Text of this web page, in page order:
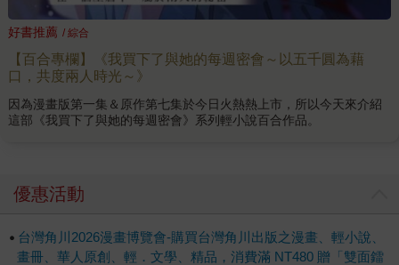
好書推薦 / 綜合
【百合專欄】《我買下了與她的每週密會～以五千圓為藉
口，共度兩人時光～》
因為漫畫版第一集＆原作第七集於今日火熱熱上市，所以今天來介紹
這部《我買下了與她的每週密會》系列輕小說百合作品。
優惠活動
台灣角川2026漫畫博覽會-購買台灣角川出版之漫畫、輕小說、
畫冊、華人原創、輕．文學、精品，消費滿 NT480 贈「雙面鐳